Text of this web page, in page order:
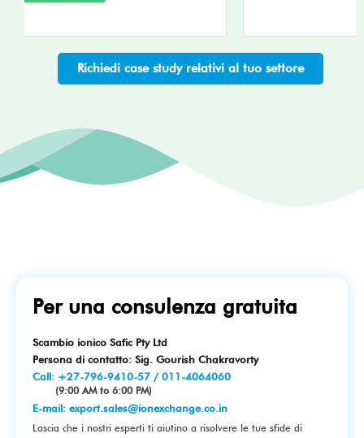
Richiedi case study relativi al tuo settore
Per una consulenza gratuita
Scambio ionico Safic Pty Ltd
Persona di contatto: Sig. Gourish Chakravorty
Call: +27-796-9410-57 / 011-4064060
(9:00 AM to 6:00 PM)
E-mail: export.sales@ionexchange.co.in
Lascia che i nostri esperti ti aiutino a risolvere le tue sfide di